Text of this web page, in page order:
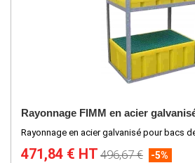
Rayonnage FIMM en acier
Rayonnage en acier galvanisé pour bacs
471,84 € HT 496,67 € -5%